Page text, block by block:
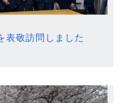
表敬訪問しました